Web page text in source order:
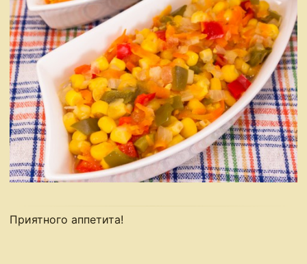
Приятного аппетита!